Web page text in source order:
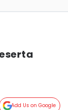
Add Us on Google